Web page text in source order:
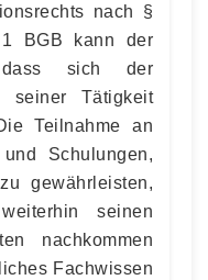
nach §
BGB kann der
dass sich der
seiner Tätigkeit
Teilnahme an
Schulungen,
gewährleisten,
seinen
nachkommen
Fachwissen